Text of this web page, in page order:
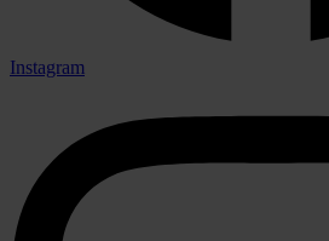
Instagram